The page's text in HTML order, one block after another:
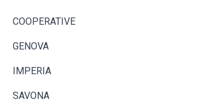
COOPERATIVE
GENOVA
IMPERIA
SAVONA